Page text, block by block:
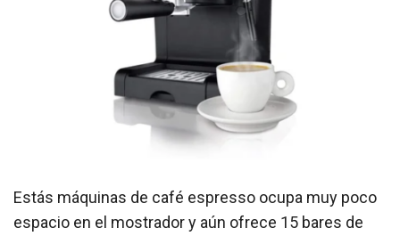
Estás máquinas de café espresso ocupa muy poco
espacio en el mostrador y aún ofrece 15 bares de